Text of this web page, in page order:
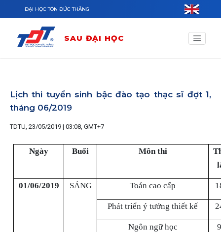
Nhảy đến nội dung
ĐẠI HỌC TÔN ĐỨC THẮNG
SAU ĐẠI HỌC
Lịch thi tuyển sinh bậc đào tạo thạc sĩ đợt 1,
tháng 06/2019
TDTU, 23/05/2019 | 03:08, GMT+7
Ngày Buổi Môn thi
01/06/2019 SÁNG Toán cao cấp
Phát triển ý tưởng thiết kế
Ngôn ngữ học